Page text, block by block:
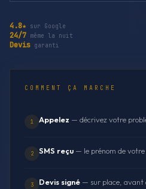
4.8★ sur Google
24/7 même la nuit
Devis garanti
COMMENT ÇA MARCHE
1 Appelez — décrivez votre
2 SMS reçu — le prénom de
3 Devis signé — sur place, avant